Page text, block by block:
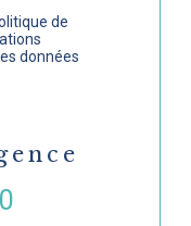
de
données